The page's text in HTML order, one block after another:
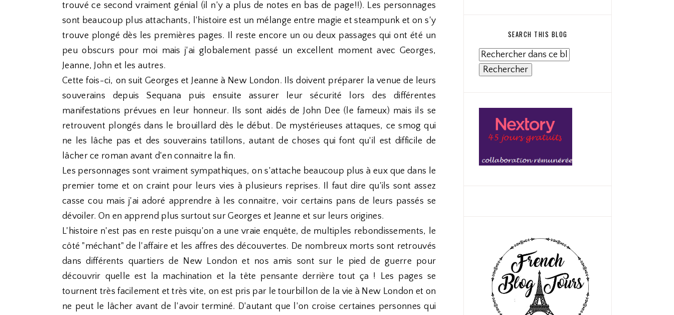
trouvé ce second vraiment génial (il n'y a plus de notes en bas de page!!). Les personnages
sont beaucoup plus attachants, l'histoire est un mélange entre magie et steampunk et on s'y
trouve plongé dès les premières pages. Il reste encore un ou deux passages qui ont été un
peu obscurs pour moi mais j'ai globalement passé un excellent moment avec Georges,
Jeanne, John et les autres.
Cette fois-ci, on suit Georges et Jeanne à New London. Ils doivent préparer la venue de leurs
souverains depuis Sequana puis ensuite assurer leur sécurité lors des différentes
manifestations prévues en leur honneur. Ils sont aidés de John Dee (le fameux) mais ils se
retrouvent plongés dans le brouillard dès le début. De mystérieuses attaques, ce smog qui
ne les lâche pas et des souverains tatillons, autant de choses qui font qu'il est difficile de
lâcher ce roman avant d'en connaitre la fin.
Les personnages sont vraiment sympathiques, on s'attache beaucoup plus à eux que dans le
premier tome et on craint pour leurs vies à plusieurs reprises. Il faut dire qu'ils sont assez
casse cou mais j'ai adoré apprendre à les connaitre, voir certains pans de leurs passés se
dévoiler. On en apprend plus surtout sur Georges et Jeanne et sur leurs origines.
L'histoire n'est pas en reste puisqu'on a une vraie enquête, de multiples rebondissements, le
côté "méchant" de l'affaire et les affres des découvertes. De nombreux morts sont retrouvés
dans différents quartiers de New London et nos amis sont sur le pied de guerre pour
découvrir quelle est la machination et la tête pensante derrière tout ça ! Les pages se
tournent très facilement et très vite, on est pris par le tourbillon de la vie à New London et on
ne peut le lâcher avant de l'avoir terminé. D'autant que l'on croise certaines personnes qui
SEARCH THIS BLOG